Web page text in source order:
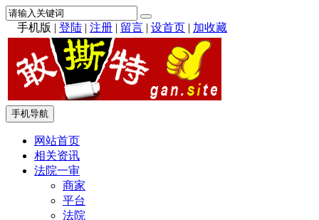
手机版 | 登陆 | 注册 | 留言 | 设首页 | 加收藏
手机导航
网站首页
相关资讯
法院一审
商家
平台
法院